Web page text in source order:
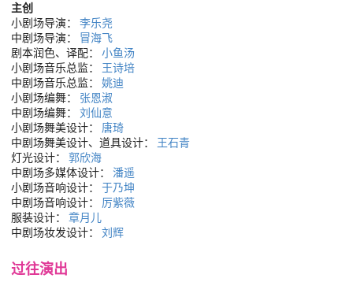
主创
小剧场导演： 李乐尧
中剧场导演： 冒海飞
剧本润色、译配： 小鱼汤
小剧场音乐总监： 王诗培
中剧场音乐总监： 姚迪
小剧场编舞： 张恩淑
中剧场编舞： 刘仙意
小剧场舞美设计： 唐琦
中剧场舞美设计、道具设计： 王石青
灯光设计： 郭欣海
中剧场多媒体设计： 潘遥
小剧场音响设计： 于乃坤
中剧场音响设计： 厉紫薇
服装设计： 章月儿
中剧场妆发设计： 刘辉
过往演出